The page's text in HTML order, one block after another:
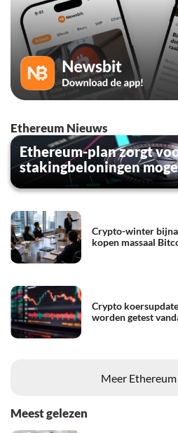
Ethereum Nieuws
Ethereum-plan zorgt
stakingbeloningen
Crypto-winter
kopen massaal
Crypto
worden getest
Meer
Meest gelezen